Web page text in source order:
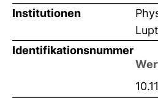
Institutionen
Identifikationsnummer